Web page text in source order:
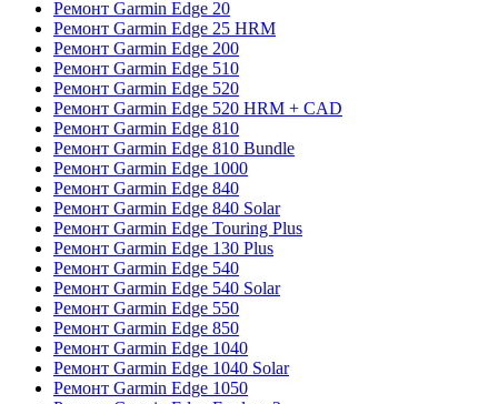
Ремонт Garmin Edge 20
Ремонт Garmin Edge 25 HRM
Ремонт Garmin Edge 200
Ремонт Garmin Edge 510
Ремонт Garmin Edge 520
Ремонт Garmin Edge 520 HRM + CAD
Ремонт Garmin Edge 810
Ремонт Garmin Edge 810 Bundle
Ремонт Garmin Edge 1000
Ремонт Garmin Edge 840
Ремонт Garmin Edge 840 Solar
Ремонт Garmin Edge Touring Plus
Ремонт Garmin Edge 130 Plus
Ремонт Garmin Edge 540
Ремонт Garmin Edge 540 Solar
Ремонт Garmin Edge 550
Ремонт Garmin Edge 850
Ремонт Garmin Edge 1040
Ремонт Garmin Edge 1040 Solar
Ремонт Garmin Edge 1050